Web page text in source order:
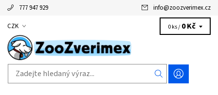
777 947 929 info@zoozverimex.cz
CZK 0 ks / 0 Kč